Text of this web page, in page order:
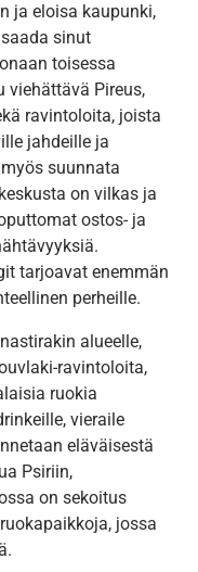
ja eloisa kaupunki,
sinut
toisessa
viehättävä Pireus,
ravintoloita, joista
jahdeille ja
suunnata
on vilkas ja
ostos- ja
tarjoavat enemmän
perheille.
alueelle,
ravintoloita,
ruokia
vieraile
eläväisestä
Psiriin,
on sekoitus
jossa